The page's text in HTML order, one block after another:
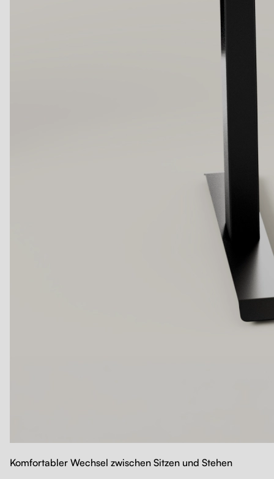
Komfortabler Wechsel zwischen Sitzen und Stehen